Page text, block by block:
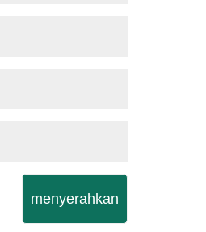
menyerahkan